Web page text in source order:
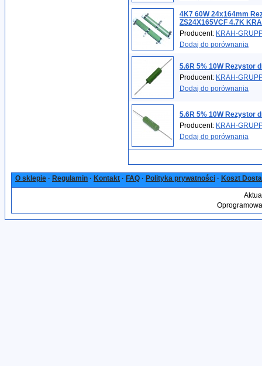
4K7 60W 24x164mm
ZS24X165VCF 4.7K
Producent: KRAH-
Dodaj do porównania
5.6R 5% 10W Rezystor
Producent: KRAH-
Dodaj do porównania
5.6R 5% 10W Rezystor
Producent: KRAH-
Dodaj do porównania
O sklepie · Regulamin · Kontakt · FAQ · Polityka prywatności · Koszt